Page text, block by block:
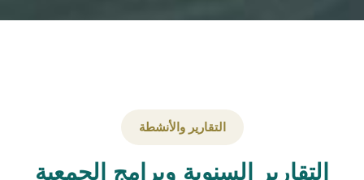
التقارير والأنشطة
التقارير السنوية وبرامج الجمعية